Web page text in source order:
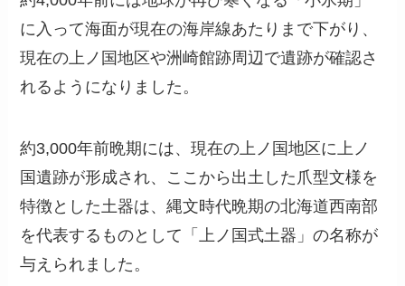
に入って海面が現在の海岸線あたりまで下がり、
現在の上ノ国地区や洲崎館跡周辺で遺跡が確認さ
れるようになりました。
約3,000年前晩期には、現在の上ノ国地区に上ノ
国遺跡が形成され、ここから出土した爪型文様を
特徴とした土器は、縄文時代晩期の北海道西南部
を代表するものとして「上ノ国式土器」の名称が
与えられました。